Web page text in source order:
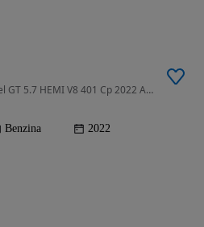
5700 cm3 • 401 CP • 1500 Rebel GT 5.7 HEMI V8 401 Cp 2022 Automata 4x4
Benzina 2022